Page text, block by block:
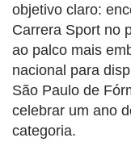
objetivo claro:
Carrera Sport no
ao palco mais
nacional para
São Paulo de
celebrar um ano
categoria.